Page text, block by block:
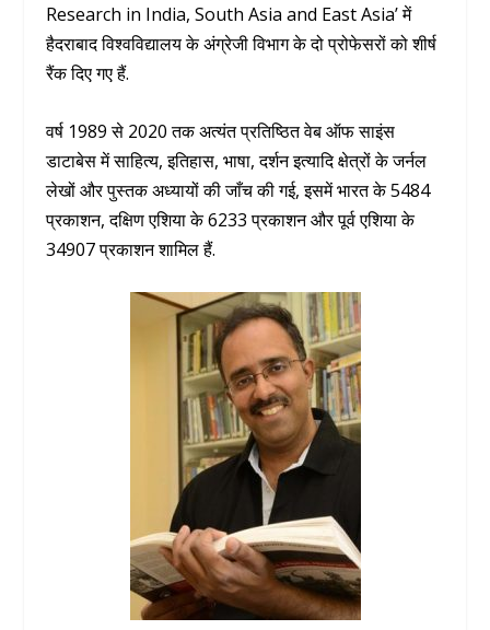
Research in India, South Asia and East Asia’ में
हैदराबाद विश्वविद्यालय के अंग्रेजी विभाग के दो प्रोफेसरों को शीर्ष
रैंक दिए गए हैं.
वर्ष 1989 से 2020 तक अत्यंत प्रतिष्ठित वेब ऑफ साइंस
डाटाबेस में साहित्य, इतिहास, भाषा, दर्शन इत्यादि क्षेत्रों के जर्नल
लेखों और पुस्तक अध्यायों की जाँच की गई, इसमें भारत के 5484
प्रकाशन, दक्षिण एशिया के 6233 प्रकाशन और पूर्व एशिया के
34907 प्रकाशन शामिल हैं.